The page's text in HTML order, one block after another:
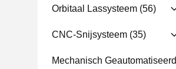
Orbitaal Lassysteem (56)
CNC-Snijsysteem (35)
Mechanisch Geautomatiseerd